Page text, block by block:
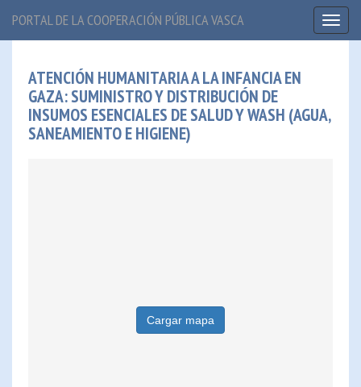
PORTAL DE LA COOPERACIÓN PÚBLICA VASCA
ATENCIÓN HUMANITARIA A LA INFANCIA EN
GAZA: SUMINISTRO Y DISTRIBUCIÓN DE
INSUMOS ESENCIALES DE SALUD Y WASH (AGUA,
SANEAMIENTO E HIGIENE)
Cargar mapa